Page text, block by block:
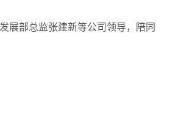
展部总监张建新等公司领导，陪同